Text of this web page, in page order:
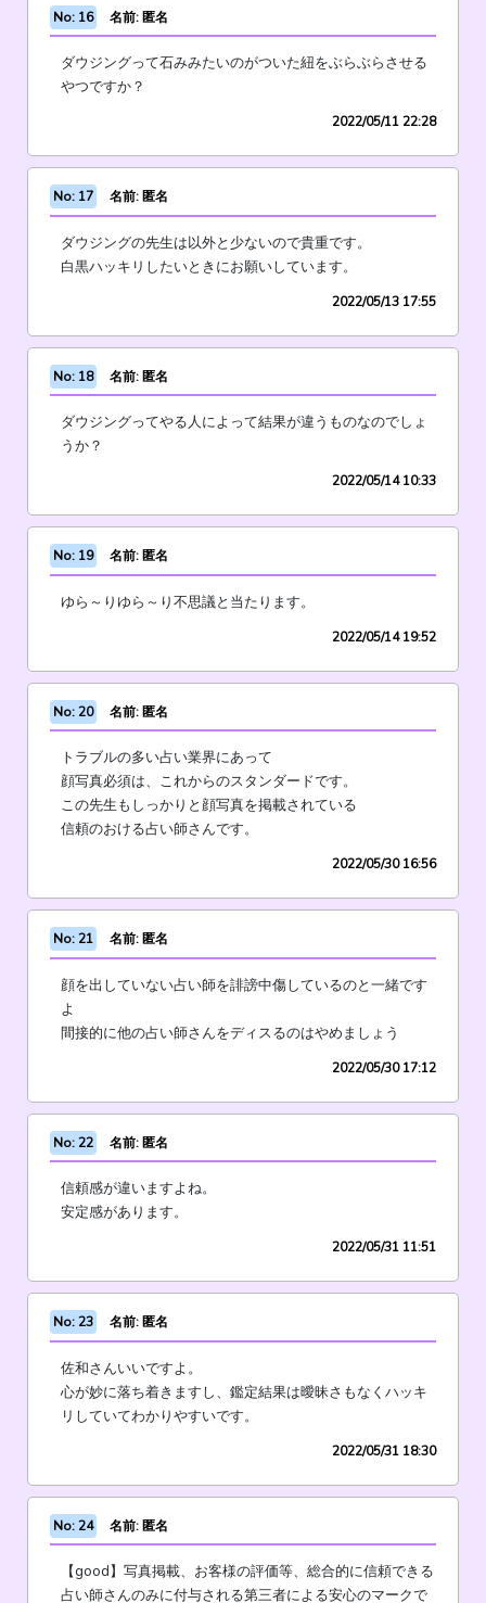
No: 16 名前: 匿名
ダウジングって石みみたいのがついた紐をぶらぶらさせる
やつですか？
2022/05/11 22:28
No: 17 名前: 匿名
ダウジングの先生は以外と少ないので貴重です。
白黒ハッキリしたいときにお願いしています。
2022/05/13 17:55
No: 18 名前: 匿名
ダウジングってやる人によって結果が違うものなのでしょ
うか？
2022/05/14 10:33
No: 19 名前: 匿名
ゆら～りゆら～り不思議と当たります。
2022/05/14 19:52
No: 20 名前: 匿名
トラブルの多い占い業界にあって
顔写真必須は、これからのスタンダードです。
この先生もしっかりと顔写真を掲載されている
信頼のおける占い師さんです。
2022/05/30 16:56
No: 21 名前: 匿名
顔を出していない占い師を誹謗中傷しているのと一緒です
よ
間接的に他の占い師さんをディスるのはやめましょう
2022/05/30 17:12
No: 22 名前: 匿名
信頼感が違いますよね。
安定感があります。
2022/05/31 11:51
No: 23 名前: 匿名
佐和さんいいですよ。
心が妙に落ち着きますし、鑑定結果は曖昧さもなくハッキ
リしていてわかりやすいです。
2022/05/31 18:30
No: 24 名前: 匿名
【good】写真掲載、お客様の評価等、総合的に信頼できる
占い師さんのみに付与される第三者による安心のマークで